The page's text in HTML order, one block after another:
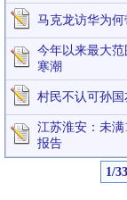
马克龙访华为何
今年以来最大
寒潮
村民不认可孙
江苏淮安：未
报告
1/33